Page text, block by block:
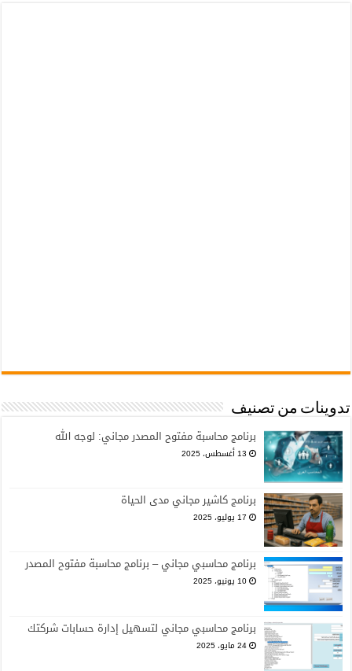
تدوينات من تصنيف
برنامج محاسبة مفتوح المصدر مجاني: لوجه الله
13 أغسطس، 2025
برنامج كاشير مجاني مدى الحياة
17 يوليو، 2025
برنامج محاسبي مجاني – برنامج محاسبة مفتوح المصدر
10 يونيو، 2025
برنامج محاسبي مجاني لتسهيل إدارة حسابات شركتك
24 مايو، 2025